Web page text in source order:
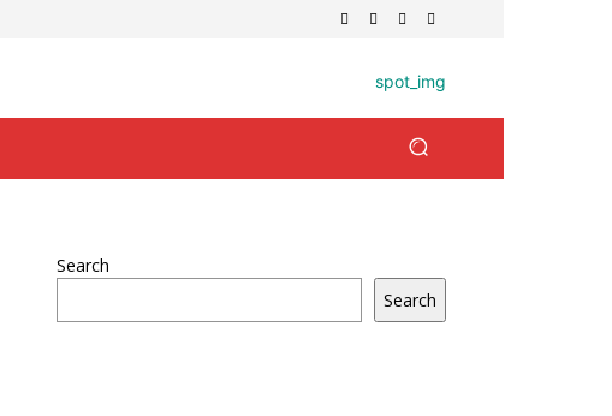
Search
Search